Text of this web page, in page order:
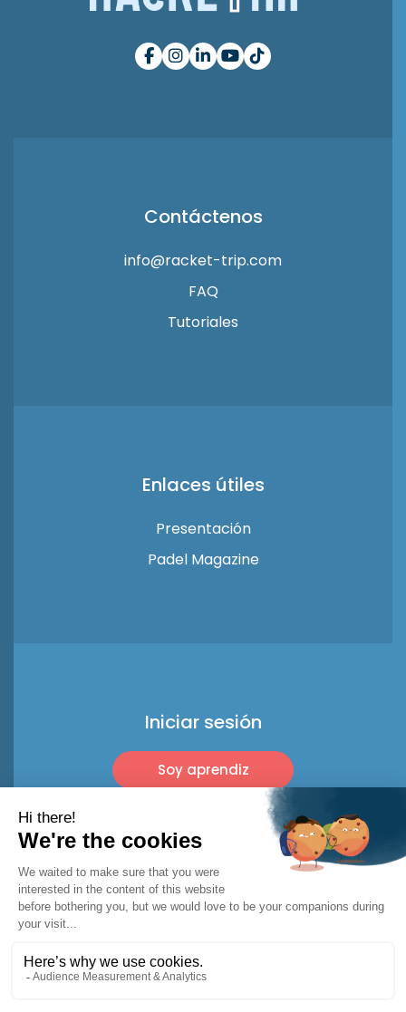
Contáctenos
info@racket-trip.com
FAQ
Tutoriales
Enlaces útiles
Presentación
Padel Magazine
Iniciar sesión
Soy aprendiz
Menciones legales